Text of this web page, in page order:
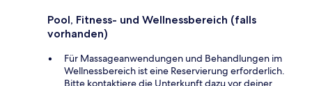
Pool, Fitness- und Wellnessbereich (falls
vorhanden)
Für Massageanwendungen und Behandlungen im
Wellnessbereich ist eine Reservierung erforderlich.
Bitte kontaktiere die Unterkunft dazu vor deiner